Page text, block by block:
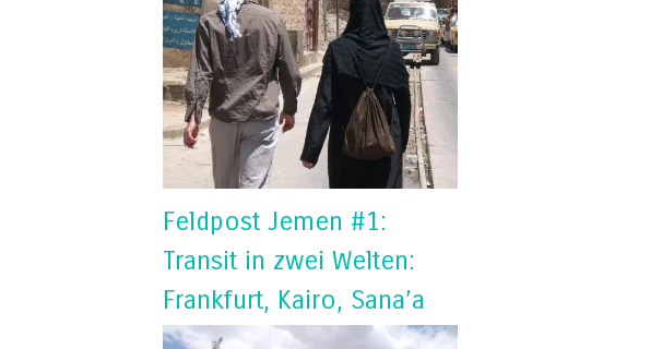
Feldpost Jemen #1:
Transit in zwei Welten:
Frankfurt, Kairo, Sana’a